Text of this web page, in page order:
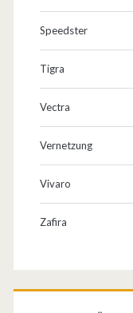
Speedster
Tigra
Vectra
Vernetzung
Vivaro
Zafira